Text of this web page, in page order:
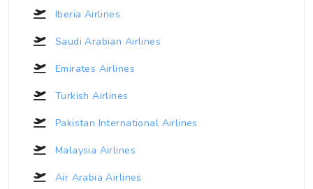
Iberia Airlines
Saudi Arabian Airlines
Emirates Airlines
Turkish Airlines
Pakistan International Airlines
Malaysia Airlines
Air Arabia Airlines